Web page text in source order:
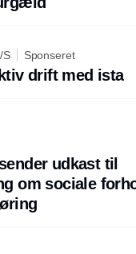
S Sponseret
drift med ista
udkast til
om sociale